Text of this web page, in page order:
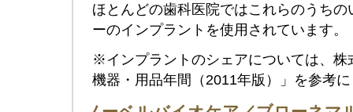
ほとんどの歯科医院ではこれらのうち
ーのインプラントを使用されています。
※インプラントのシェアについては、株
機器・用品年間（2011年版）」を参考